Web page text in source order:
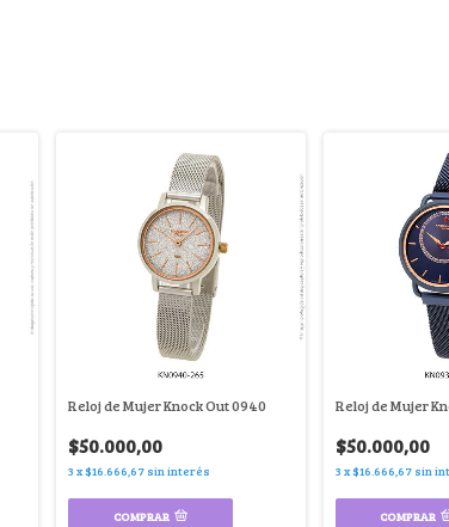
Reloj de Mujer Knock Out 0940
$50.000,00
3 x$16.666,67 sin interés
COMPRAR
Reloj de Mujer
$50.000,00
3 x$16.666,67 sin
COMPRAR